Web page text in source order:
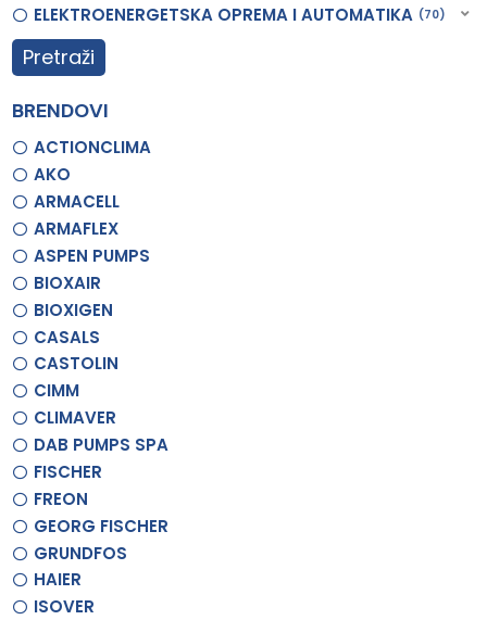
ELEKTROENERGETSKA OPREMA I AUTOMATIKA 70
Pretraži
BRENDOVI
ACTIONCLIMA
AKO
ARMACELL
ARMAFLEX
ASPEN PUMPS
BIOXAIR
BIOXIGEN
CASALS
CASTOLIN
CIMM
CLIMAVER
DAB PUMPS SPA
FISCHER
FREON
GEORG FISCHER
GRUNDFOS
HAIER
ISOVER